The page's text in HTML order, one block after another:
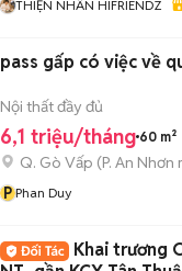
THIỆN NHÂN HIFRIENDZ
pass gấp có việc về
Nội thất đầy đủ
6,1 triệu/tháng 60 m²
Q. Gò Vấp (P. An Nhơn
P Phan Duy
Khai trương